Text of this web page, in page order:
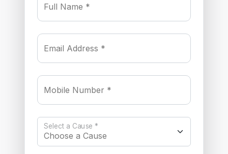
Full Name *
Email Address *
Mobile Number *
Select a Cause *